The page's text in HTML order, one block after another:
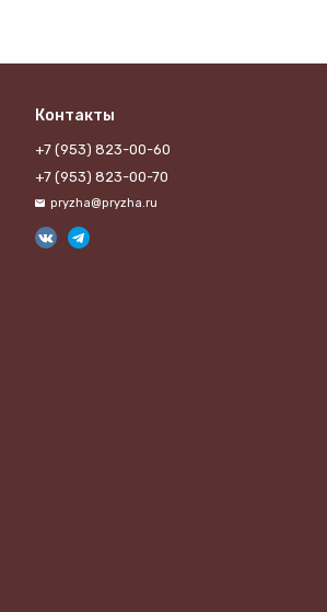
Контакты
+7 (953) 823-00-60
+7 (953) 823-00-70
pryzha@pryzha.ru